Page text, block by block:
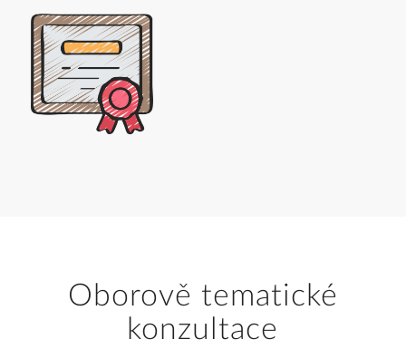
Oborově tematické
konzultace